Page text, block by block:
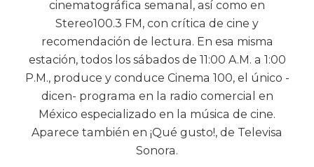
cinematográfica semanal, así como en
Stereo100.3 FM, con crítica de cine y
recomendación de lectura. En esa misma
estación, todos los sábados de 11:00 A.M. a 1:00
P.M., produce y conduce Cinema 100, el único -
dicen- programa en la radio comercial en
México especializado en la música de cine.
Aparece también en ¡Qué gusto!, de Televisa
Sonora.